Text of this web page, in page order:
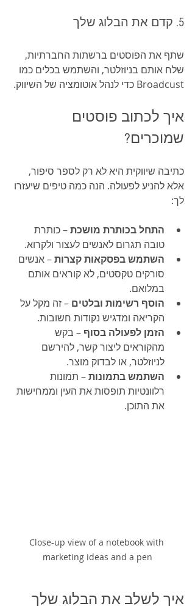
5. קדם את הבלוג שלך
שתף את הפוסטים ברשתות החברתיות,
שלח אותם בניוזלטר, והשתמש בכלים כמו
Broadcust כדי לנהל אוטומציה של השיווק.
איך לכתוב פוסטים
שמוכרים?
כתיבה שיווקית היא לא רק לספר סיפור,
אלא להניע לפעולה. הנה כמה טיפים שיעזרו
לך:
התחל בכותרת מושכת – כותרת
טובה תגרום לאנשים לעצור ולקרוא.
השתמש בפסקאות קצרות – אנשים
סורקים טקסטים, לא קוראים אותם
במלואם.
הוסף רשימות ובלטים – זה מקל על
הקריאה ומדגיש נקודות חשובות.
הזמן לפעולה בסוף – בקש
מהקוראים ליצור קשר, להירשם
לניוזלטר, או לבדוק מוצר.
השתמש בתמונות – תמונות
רלוונטיות תופסות את העין וממחישות
את התוכן.
Close-up view of a notebook with
marketing ideas and a pen
איך לשלב את הבלוג שלך